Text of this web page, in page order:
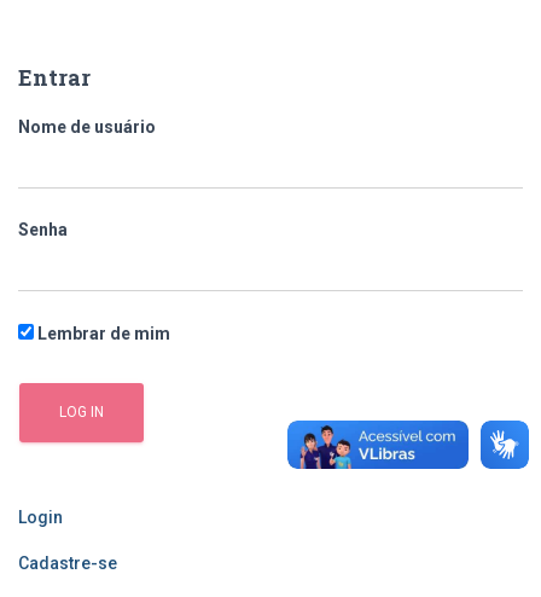
i
a
p
Entrar
Nome de usuário
Senha
Lembrar de mim
Login
Cadastre-se